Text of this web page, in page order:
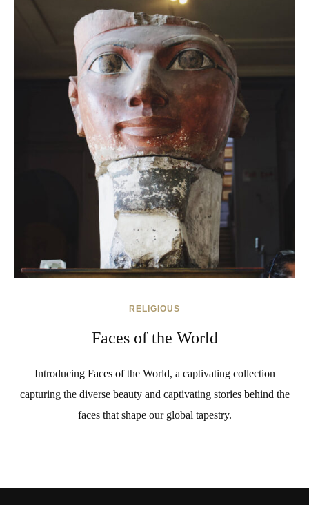
RELIGIOUS
Faces of the World
Introducing Faces of the World, a captivating collection
capturing the diverse beauty and captivating stories behind the
faces that shape our global tapestry.